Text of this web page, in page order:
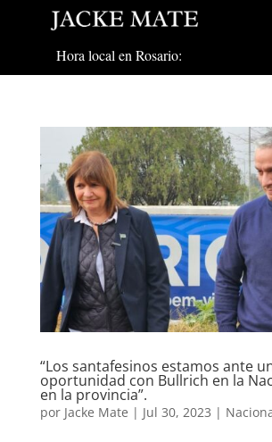
Hora local en Rosario:
“Los santafesinos estamos ante
oportunidad con Bullrich en la
en la provincia”.
por Jacke Mate | Jul 30, 2023 |